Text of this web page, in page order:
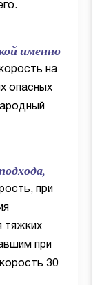
именно
на
опасных
при
тяжких
при
30